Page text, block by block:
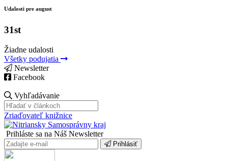
Udalosti pre august
31st
Žiadne udalosti
Všetky podujatia
Newsletter
Facebook
Vyhľadávanie
Zriaďovateľ knižnice
Prihláste sa na Náš Newsletter
Prihlásiť